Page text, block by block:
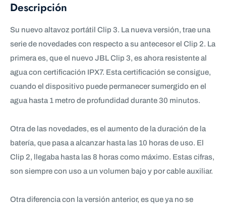
Descripción
Su nuevo altavoz portátil Clip 3. La nueva versión, trae una
serie de novedades con respecto a su antecesor el Clip 2. La
primera es, que el nuevo JBL Clip 3, es ahora resistente al
agua con certificación IPX7. Esta certificación se consigue,
cuando el dispositivo puede permanecer sumergido en el
agua hasta 1 metro de profundidad durante 30 minutos.
Otra de las novedades, es el aumento de la duración de la
batería, que pasa a alcanzar hasta las 10 horas de uso. El
Clip 2, llegaba hasta las 8 horas como máximo. Estas cifras,
son siempre con uso a un volumen bajo y por cable auxiliar.
Otra diferencia con la versión anterior, es que ya no se